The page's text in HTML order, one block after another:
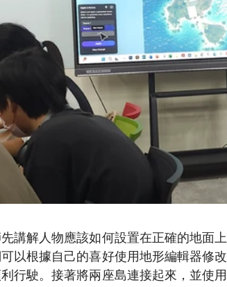
講解人物應該如何設置在正確的地面
以根據自己的喜好使用地形編輯器修
行駛。接著將兩座島連接起來，並使